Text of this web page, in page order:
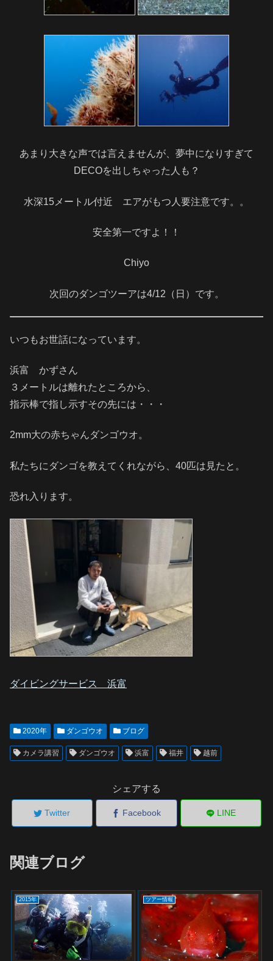
あまり大きな声では言えませんが、夢中になりすぎて
DECOを出しちゃった人も？
水深15メートル付近 エアがもつ人要注意です。。
安全第一ですよ！！
Chiyo
次回のダンゴツーアは4/12（日）です。
いつもお世話になっています。
浜富 かずさん
３メートルは離れたところから、
指示棒で指し示すその先には・・・
2mm大の赤ちゃんダンゴウオ。
私たちにダンゴを教えてくれながら、40匹は見たと。
恐れ入ります。
ダイビングサービス 浜富
2020年 ダンゴウオ ブログ
カメラ講習 ダンゴウオ 浜富 福井 越前
シェアする
Twitter Facebook LINE
関連ブログ
2015年 ツアー情報